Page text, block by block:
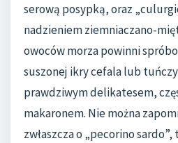
serową posypką, oraz
nadzieniem ziemniaczano-
owoców morza powinni
suszonej ikry cefala lub
prawdziwym delikatesem,
makaronem. Nie można
zwłaszcza o „pecorino